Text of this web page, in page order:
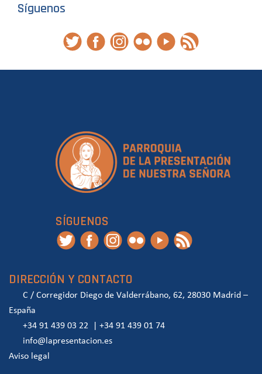
Síguenos
SÍGUENOS
DIRECCIÓN Y CONTACTO
C / Corregidor Diego de Valderrábano, 62, 28030 Madrid –
España
+34 91 439 03 22
+34 91 439 01 74
info@lapresentacion.es
Aviso legal